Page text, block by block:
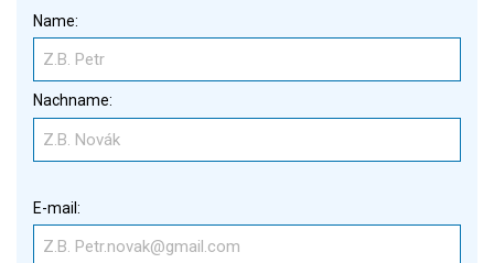
Name:
Nachname:
E-mail: